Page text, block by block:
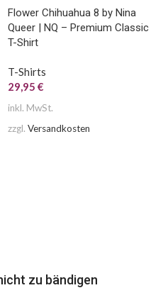
Flower Chihuahua 8 by Nina
Queer | NQ – Premium Classic
T-Shirt
T-Shirts
29,95 €
inkl. MwSt.
zzgl. Versandkosten
zu bändigen